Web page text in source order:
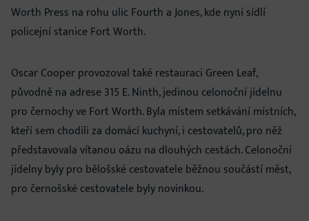
Worth Press na rohu ulic Fourth a Jones, kde nyní sídlí
policejní stanice Fort Worth.
Oscar Cooper provozoval také restauraci Green Leaf,
původně na adrese 315 E. Ninth, jedinou celonoční jídelnu
pro černochy ve Fort Worth. Byla místem setkávání místních,
kteří sem chodili za domácí kuchyní, i cestovatelů, pro něž
představovala vítanou oázu na dlouhých cestách. Celonoční
jídelny byly pro bělošské cestovatele běžnou součástí měst,
pro černošské cestovatele byly novinkou.